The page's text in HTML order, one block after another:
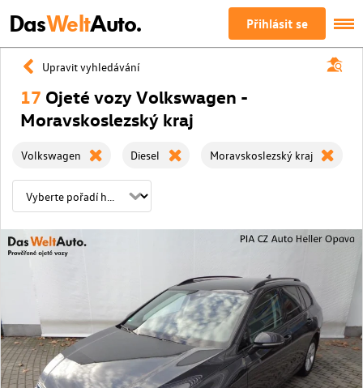
DasWeltAuto. Přihlásit se
Upravit vyhledávání
17 Ojeté vozy Volkswagen -
Moravskoslezský kraj
Volkswagen Diesel Moravskoslezský kraj